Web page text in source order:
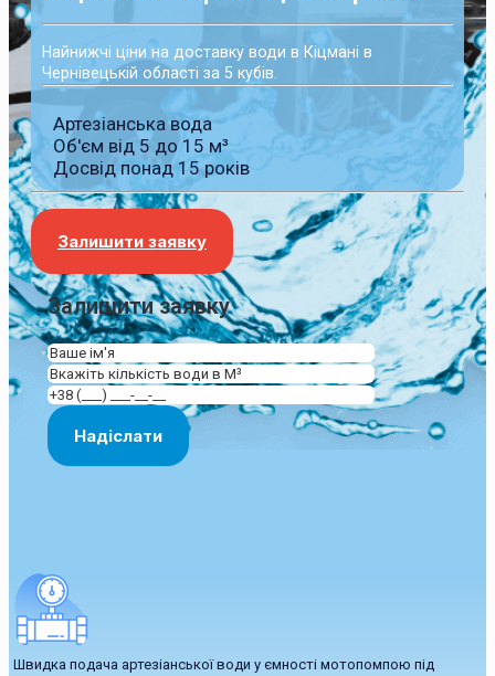
Найнижчі ціни на доставку води в Кіцмані в
Чернівецькій області за 5 кубів.
Артезіанська вода
Об'єм від 5 до 15 м³
Досвід понад 15 років
Залишити заявку
Залишити заявку
Швидка подача артезіанської води у ємності мотопомпою під